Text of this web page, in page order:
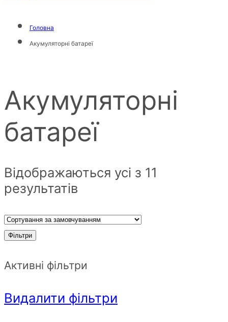
Головна
Акумуляторні батареї
Акумуляторні
батареї
Відображаються усі з 11
результатів
Фільтри
Активні фільтри
Видалити фільтри